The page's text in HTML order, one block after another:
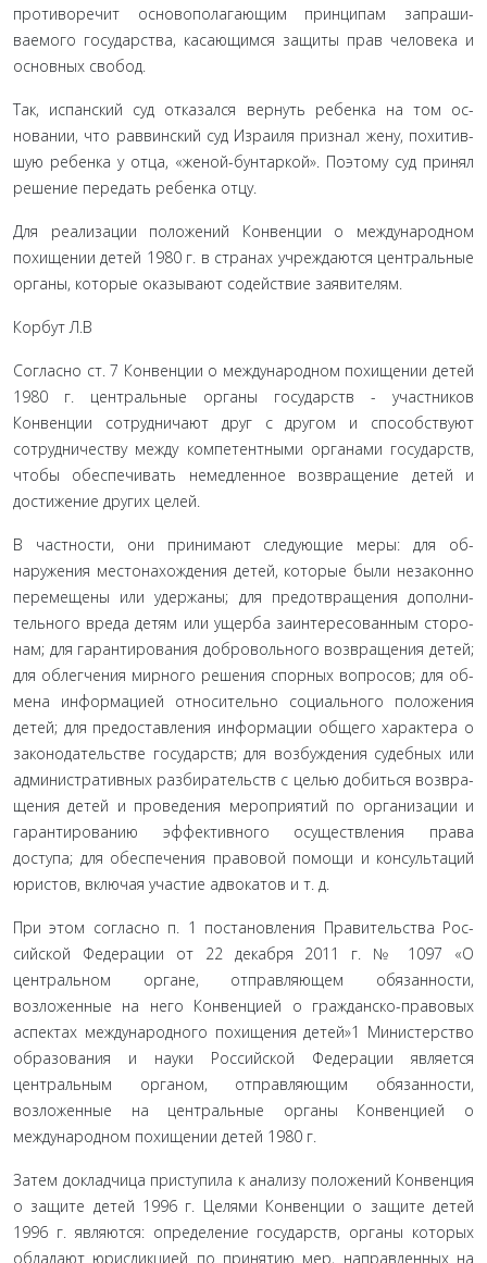
противоречит основополагающим принципам запраши­
ваемого государства, касающимся защиты прав человека и
ос­новных свобод.
Так, испанский суд отказался вернуть ребенка на том ос­
новании, что раввинский суд Израиля признал жену, похитив­
шую ребенка у отца, «женой-бунтаркой». Поэтому суд принял
решение передать ребенка отцу.
Для реализации положений Конвенции о международ­ном
похищении детей 1980 г. в странах учреждаются цен­тральные
органы, которые оказывают содействие заявителям.
Корбут Л.В
Согласно ст. 7 Конвенции о международном похище­нии детей
1980 г. центральные органы государств - участни­ков
Конвенции сотрудничают друг с другом и способствуют
сотрудничеству между компетентными органами государств,
чтобы обеспечивать немедленное возвращение детей и
дости­жение других целей.
В частности, они принимают следующие меры: для об­
наружения местонахождения детей, которые были незаконно
перемещены или удержаны; для предотвращения дополни­
тельного вреда детям или ущерба заинтересованным сторо­
нам; для гарантирования добровольного возвращения детей;
для облегчения мирного решения спорных вопросов; для об­
мена информацией относительно социального положения
детей; для предоставления информации общего характера о
законодательстве государств; для возбуждения судебных или
административных разбирательств с целью добиться возвра­
щения детей и проведения мероприятий по организации и
гарантированию эффективного осуществления права
доступа; для обеспечения правовой помощи и консультаций
юристов, включая участие адвокатов и т. д.
При этом согласно п. 1 постановления Правительства Рос­
сийской Федерации от 22 декабря 2011 г. № 1097 «О
централь­ном органе, отправляющем обязанности,
возложенные на него Конвенцией о гражданско-правовых
аспектах международного похищения детей»1 Министерство
образования и науки Рос­сийской Федерации является
центральным органом, отправля­ющим обязанности,
возложенные на центральные органы Кон­венцией о
международном похищении детей 1980 г.
Затем докладчица приступила к анализу положений Кон­венция
о защите детей 1996 г. Целями Конвенции о защите де­тей
1996 г. являются: определение государств, органы которых
обладают юрисдикцией по принятию мер, направленных на